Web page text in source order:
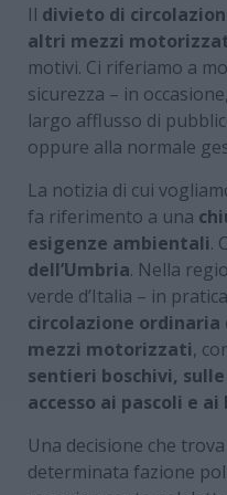
Il divieto di
altri mezzi
motivi. Ci riferiamo a
sicurezza – in
largo afflusso di
oppure alla normale
La notizia di cui
fa riferimento a una
esigenze ambientali.
dell’Umbria. Nella
verde d’Italia – in
circolazione
mezzi motorizzati,
sentieri boschivi,
accesso ai pascoli e ai
Una decisione che
determinata fazione